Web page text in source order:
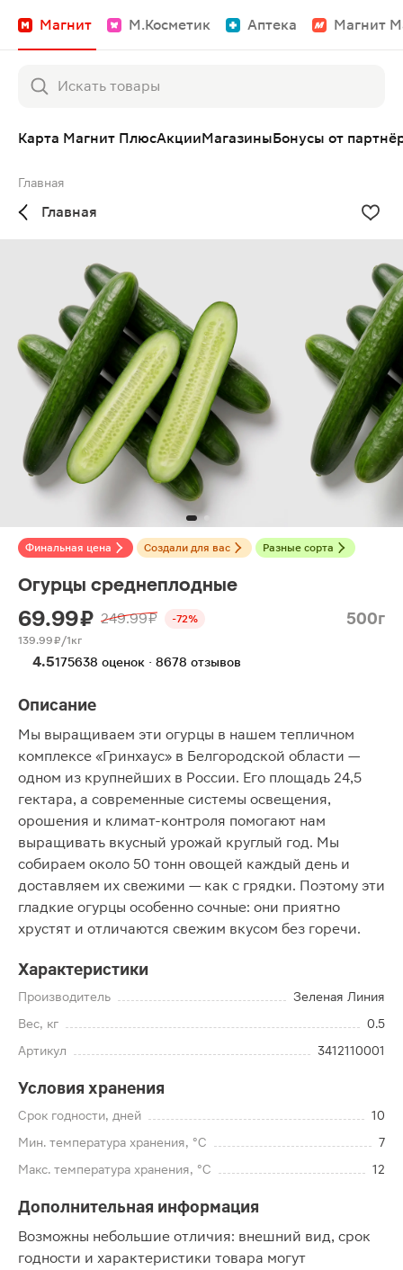
Магнит М.Косметик Аптека Магнит
Карта Магнит ПлюсАкцииМагазиныБонусы от
Главная
Главная
Финальная цена Создали для вас Разные сорта
Огурцы среднеплодные
69.99 ₽ 249.99 ₽ -72% 500г
139.99 ₽/1кг
4.5175638 оценок · 8678 отзывов
Описание
Мы выращиваем эти огурцы в нашем тепличном
комплексе «Гринхаус» в Белгородской области —
одном из крупнейших в России. Его площадь 24,5
гектара, а современные системы освещения,
орошения и климат-контроля помогают нам
выращивать вкусный урожай круглый год. Мы
собираем около 50 тонн овощей каждый день и
доставляем их свежими — как с грядки. Поэтому эти
гладкие огурцы особенно сочные: они приятно
хрустят и отличаются свежим вкусом без горечи.
Характеристики
Производитель
Зеленая Линия
Вес, кг
0.5
Артикул
3412110001
Условия хранения
Срок годности, дней
10
Мин. температура хранения, °C
7
Макс. температура хранения, °C
12
Дополнительная информация
Возможны небольшие отличия: внешний вид, срок
годности и характеристики товара могут